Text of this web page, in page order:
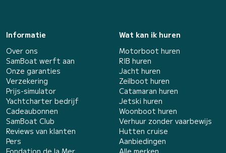
Informatie
Over ons
SamBoat werft aan
Onze garanties
Verzekering
Prijs-simulator
Yachtcharter bedrijf
Cadeaubonnen
SamBoat Club
Reviews van klanten
Pers
Fondation de la Mer
Wat kan ik huren
Motorboot huren
RIB huren
Jacht huren
Zeilboot huren
Catamaran huren
Jetski huren
Woonboot huren
Verhuur zonder vaarbewijs
Hutten cruise
Aanbiedingen
Alle merken